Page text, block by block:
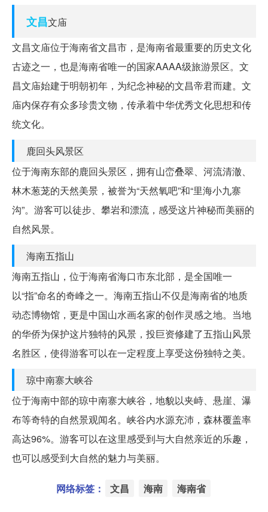
文昌文庙
文昌文庙位于海南省文昌市，是海南省最重要的历史文化
古迹之一，也是海南省唯一的国家AAAA级旅游景区。文
昌文庙始建于明朝初年，为纪念神秘的文昌帝君而建。文
庙内保存有众多珍贵文物，传承着中华优秀文化思想和传
统文化。
鹿回头风景区
位于海南东部的鹿回头景区，拥有山峦叠翠、河流清澈、
林木葱茏的天然美景，被誉为“天然氧吧”和“里海小九寨
沟”。游客可以徒步、攀岩和漂流，感受这片神秘而美丽的
自然风景。
海南五指山
海南五指山，位于海南省海口市东北部，是全国唯一
以“指”命名的奇峰之一。海南五指山不仅是海南省的地质
动态博物馆，更是中国山水画名家的创作灵感之地。当地
的华侨为保护这片独特的风景，投巨资修建了五指山风景
名胜区，使得游客可以在一定程度上享受这份独特之美。
琼中南寨大峡谷
位于海南中部的琼中南寨大峡谷，地貌以夹峙、悬崖、瀑
布等奇特的自然景观闻名。峡谷内水源充沛，森林覆盖率
高达96%。游客可以在这里感受到与大自然亲近的乐趣，
也可以感受到大自然的魅力与美丽。
网络标签： 文昌 海南 海南省